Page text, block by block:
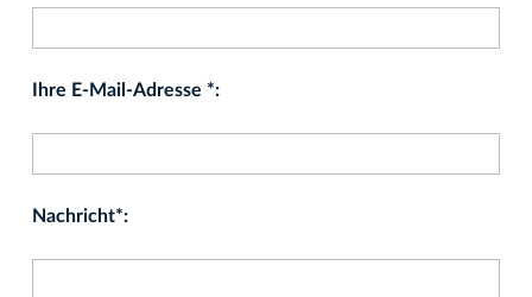
Ihre E-Mail-Adresse *:
Nachricht*: